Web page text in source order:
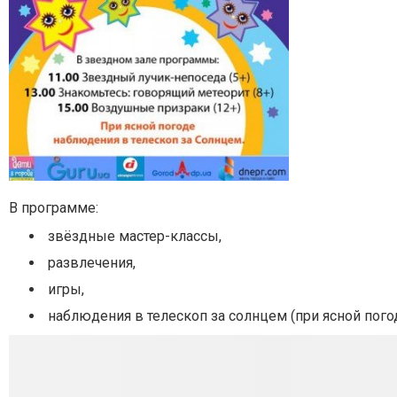
В программе:
звёздные мастер-классы,
развлечения,
игры,
наблюдения в телескоп за солнцем (при ясной